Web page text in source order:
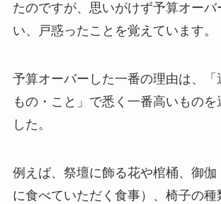
たのですが、思いがけず予算オーバ
い、戸惑ったことを覚えています。
予算オーバーした一番の理由は、「
もの・こと」で悉く一番高いもの
した。
例えば、祭壇に飾る花や棺桶、御伽
に食べていただく食事）、椅子の種